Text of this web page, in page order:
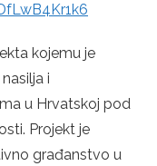
kojemu je
i
u Hrvatskoj pod
Projekt je
građanstvo u